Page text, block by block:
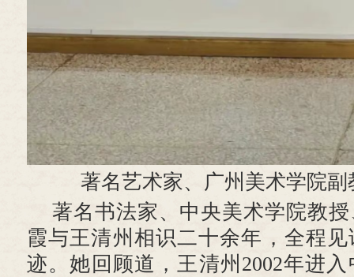
著名艺术家、广州美术学院
著名书法家、中央美术学院教
霞与王清州相识二十余年，全程
迹。她回顾道，王清州2002年进